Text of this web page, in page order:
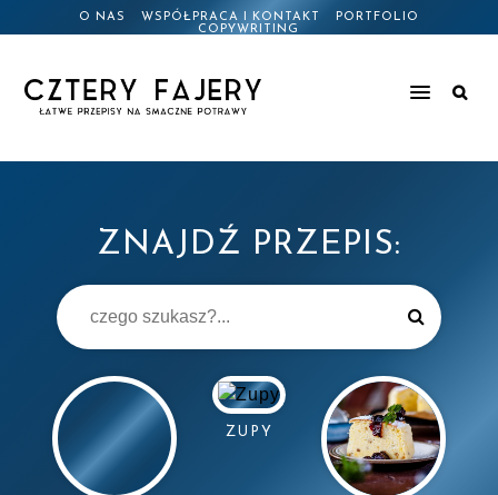
O NAS WSPÓŁPRACA I KONTAKT
PORTFOLIO
COPYWRITING
ZNAJDŹ PRZEPIS:
ZUPY